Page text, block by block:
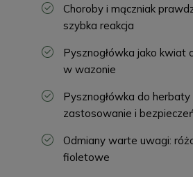
Choroby i mączniak
szybka reakcja
Pysznogłówka jako kwiat
w wazonie
Pysznogłówka do herbaty
zastosowanie i
Odmiany warte uwagi:
fioletowe